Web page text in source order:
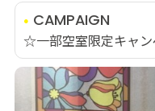
CAMPAIGN
☆一部空室限定キャ